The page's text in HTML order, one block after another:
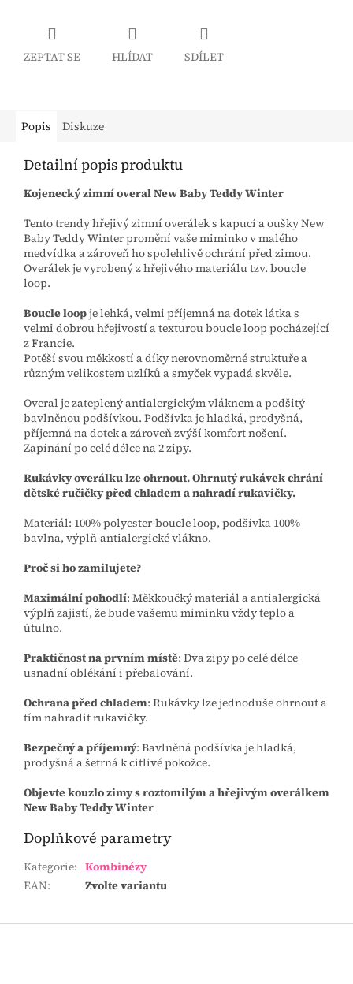
ZEPTAT SE HLÍDAT SDÍLET
Popis Diskuze
Detailní popis produktu
Kojenecký zimní overal New Baby Teddy Winter
Tento trendy hřejivý zimní overálek s kapucí a oušky New
Baby Teddy Winter promění vaše miminko v malého
medvídka a zároveň ho spolehlivě ochrání před zimou.
Overálek je vyrobený z hřejivého materiálu tzv. boucle
loop.
Boucle loopje lehká, velmi příjemná na dotek látka s
velmi dobrou hřejivostí a texturou boucle loop pocházející
z Francie.
Potěší svou měkkostí a díky nerovnoměrné struktuře a
různým velikostem uzlíků a smyček vypadá skvěle.
Overal je zateplený antialergickým vláknem a podšitý
bavlněnou podšívkou. Podšívka je hladká, prodyšná,
příjemná na dotek a zároveň zvýší komfort nošení.
Zapínání po celé délce na 2 zipy.
Rukávky overálku lze ohrnout. Ohrnutý rukávek chrání
dětské ručičky před chladem a nahradí rukavičky.
Materiál: 100% polyester-boucle loop, podšívka 100%
bavlna, výplň-antialergické vlákno.
Proč si ho zamilujete?
Maximální pohodlí: Měkkoučký materiál a antialergická
výplň zajistí, že bude vašemu miminku vždy teplo a
útulno.
Praktičnost na prvním místě: Dva zipy po celé délce
usnadní oblékání i přebalování.
Ochrana před chladem: Rukávky lze jednoduše ohrnout a
tím nahradit rukavičky.
Bezpečný a příjemný: Bavlněná podšívka je hladká,
prodyšná a šetrná k citlivé pokožce.
Objevte kouzlo zimy s roztomilým a hřejivým overálkem
New Baby Teddy Winter
Doplňkové parametry
Kategorie: Kombinézy
EAN: Zvolte variantu
Z